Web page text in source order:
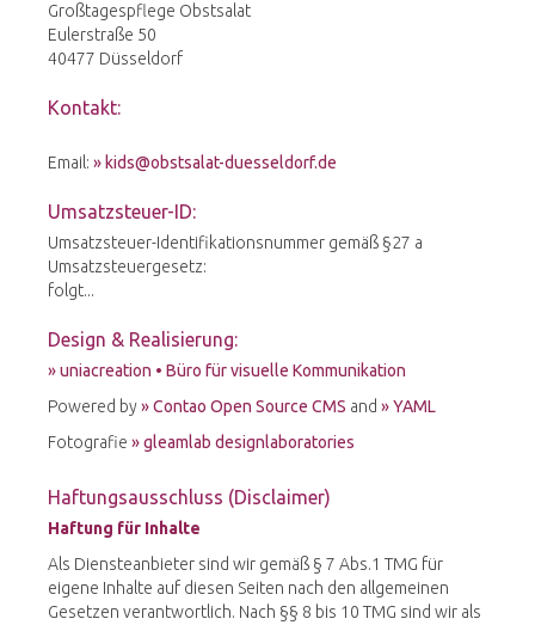
Großtagespflege Obstsalat
Eulerstraße 50
40477 Düsseldorf
Kontakt:
Email: kids@obstsalat-duesseldorf.de
Umsatzsteuer-ID:
Umsatzsteuer-Identifikationsnummer gemäß §27 a
Umsatzsteuergesetz:
folgt...
Design & Realisierung:
uniacreation • Büro für visuelle Kommunikation
Powered by
Contao Open Source CMS and
YAML
Fotografie
gleamlab designlaboratories
Haftungsausschluss (Disclaimer)
Haftung für Inhalte
Als Diensteanbieter sind wir gemäß § 7 Abs.1 TMG für
eigene Inhalte auf diesen Seiten nach den allgemeinen
Gesetzen verantwortlich. Nach §§ 8 bis 10 TMG sind wir als